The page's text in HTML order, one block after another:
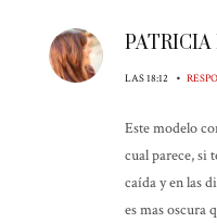
LAS 18:12 •
Este modelo
cual parece, si
caída y en las
es mas oscura